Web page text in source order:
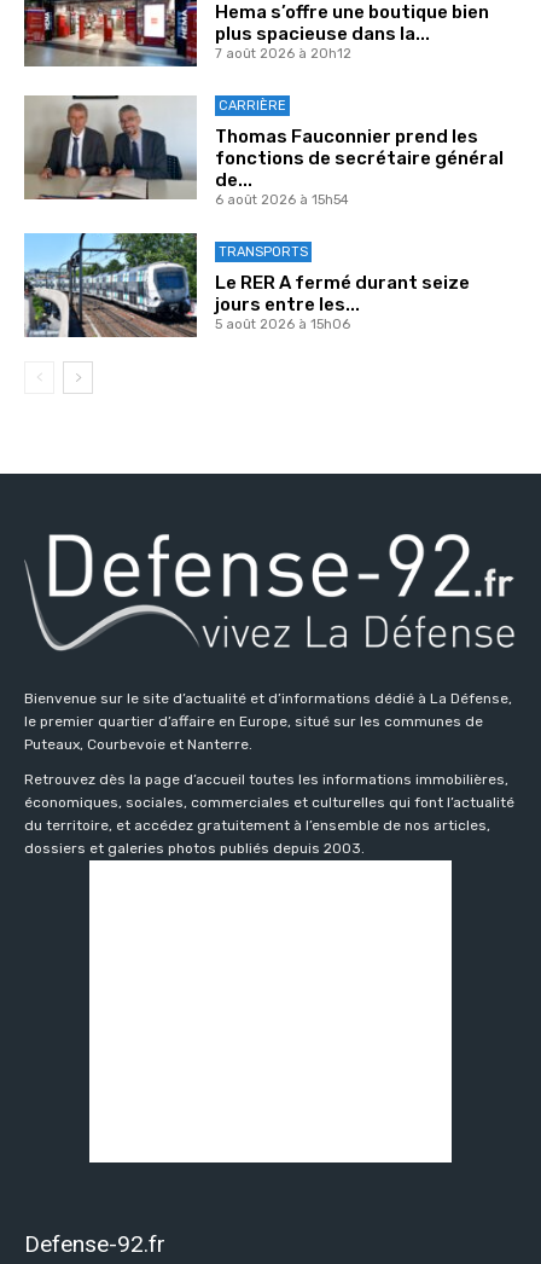
Hema s’offre une boutique bien
plus spacieuse dans la...
7 août 2026 à 20h12
CARRIÈRE
Thomas Fauconnier prend les
fonctions de secrétaire général
de...
6 août 2026 à 15h54
TRANSPORTS
Le RER A fermé durant seize
jours entre les...
5 août 2026 à 15h06
Bienvenue sur le site d’actualité et d’informations dédié à La Défense,
le premier quartier d’affaire en Europe, situé sur les communes de
Puteaux, Courbevoie et Nanterre.
Retrouvez dès la page d’accueil toutes les informations immobilières,
économiques, sociales, commerciales et culturelles qui font l’actualité
du territoire, et accédez gratuitement à l’ensemble de nos articles,
dossiers et galeries photos publiés depuis 2003.
Defense-92.fr